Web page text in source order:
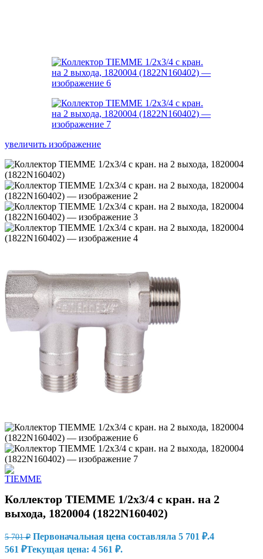
увеличить изображение
Коллектор TIEMME 1/2х3/4 с кран. на 2
выхода, 1820004 (1822N160402)
5 701₽ Первоначальная цена составляла 5 701 ₽.4
561 ₽Текущая цена: 4 561 ₽.